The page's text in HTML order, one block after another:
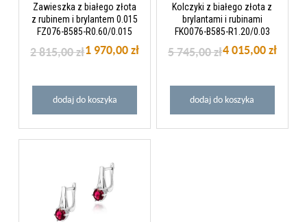
Zawieszka z białego złota
z rubinem i brylantem 0.015
FZ076-B585-R0.60/0.015
1 970,00 zł
2 815,00 zł
dodaj do koszyka
Kolczyki z białego złota z
brylantami i rubinami
FKO076-B585-R1.20/0.03
4 015,00 zł
5 745,00 zł
dodaj do koszyka